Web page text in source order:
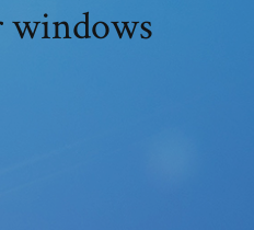
windows